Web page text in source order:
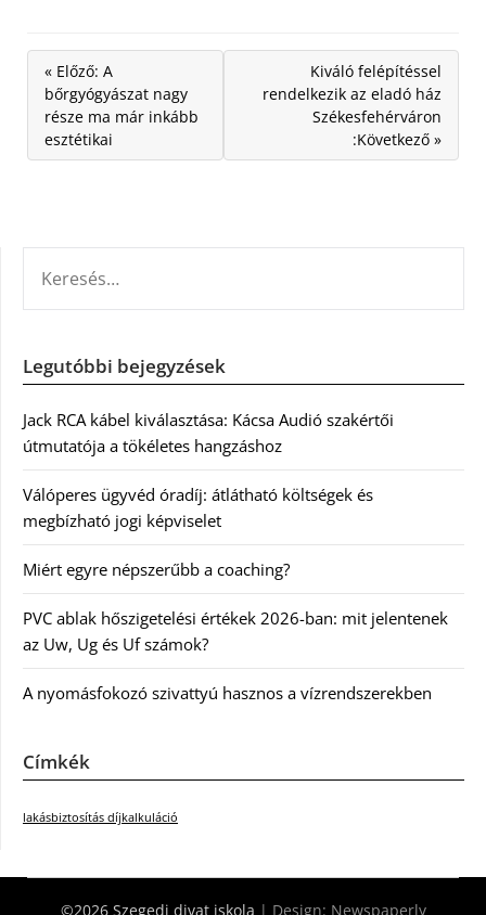
« Előző: A
bőrgyógyászat nagy
része ma már inkább
esztétikai
Kiváló felépítéssel
rendelkezik az eladó ház
Székesfehérváron
:Következő »
Legutóbbi bejegyzések
Jack RCA kábel kiválasztása: Kácsa Audió szakértői
útmutatója a tökéletes hangzáshoz
Válóperes ügyvéd óradíj: átlátható költségek és
megbízható jogi képviselet
Miért egyre népszerűbb a coaching?
PVC ablak hőszigetelési értékek 2026-ban: mit jelentenek
az Uw, Ug és Uf számok?
A nyomásfokozó szivattyú hasznos a vízrendszerekben
Címkék
lakásbiztosítás díjkalkuláció
©2026 Szegedi divat iskola | Design: Newspaperly